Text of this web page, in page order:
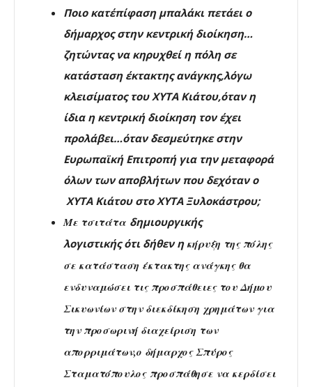
Ποιο κατ΄επίφαση μπαλάκι πετάει ο
δήμαρχος στην κεντρική διοίκηση…
ζητώντας να κηρυχθεί η πόλη σε
κατάσταση έκτακτης ανάγκης,λόγω
κλεισίματος του ΧΥΤΑ Κιάτου,όταν η
ίδια η κεντρική διοίκηση τον έχει
προλάβει…όταν δεσμεύτηκε στην
Ευρωπαϊκή Επιτροπή για την μεταφορά
όλων των αποβλήτων που δεχόταν ο
ΧΥΤΑ Κιάτου στο ΧΥΤΑ Ξυλοκάστρου;
Με τσιτάτα δημιουργικής
λογιστικήςότι δήθεν ηκήρυξη της πόλης
σε κατάσταση έκτακτης ανάγκης θα
ενδυναμώσει τις προσπάθειες του Δήμου
Σικυωνίων στην διεκδίκηση χρημάτων για
την προσωρινή διαχείριση των
απορριμάτων,ο δήμαρχος Σπύρος
Σταματόπουλος προσπάθησε να κερδίσει